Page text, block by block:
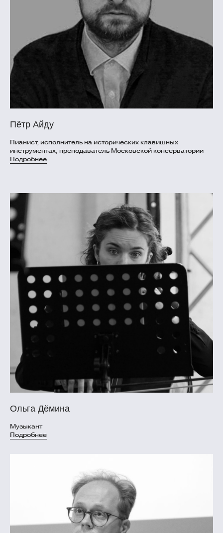
Пётр Айду
Пианист, исполнитель на исторических клавишных
инструментах, преподаватель Московской консерватории
Подробнее
Ольга Дёмина
Музыкант
Подробнее